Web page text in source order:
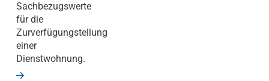
Sachbezugswerte
für die
Zurverfügungstellung
einer
Dienstwohnung.